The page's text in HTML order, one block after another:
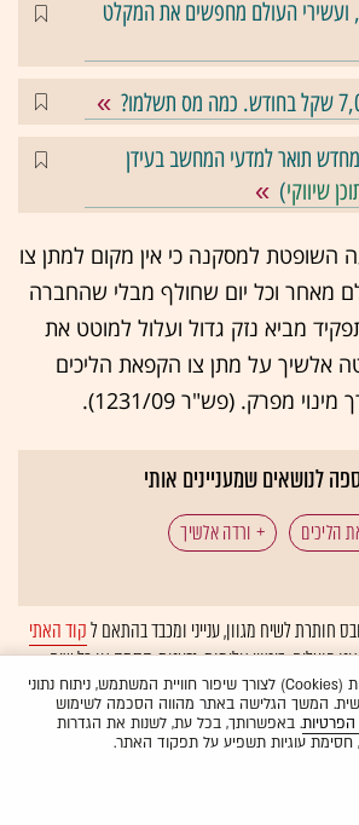
ועשירי העולם מחפשים את המקלט
תואר למדעי המחשב בעידן
שיווקי)
השופטת למסקנה כי אין מקום למתן צו
מאחר וכל יום שחולף מבלי שהחברה
מביא נזק גדול ועלול למוטט את
אלשיך על מתן צו הקפאת הליכים
לנושאים שמעניינים אותי
הליכים
ורדה אלשיך
חותרת לשיח מגוון, ענייני ומכבד בהתאם לקוד האתי
פועלים. ביטויי אלימות, גזענות, הסתה או כל שיח
אוטומטיתולא יפורסמו באתר.
האתר עושה שימוש בעוגיות (Cookies) לצורך שיפור חוויית המשתמש, ניתוח נתוני
המשך הגלישה באתר מהווה הסכמה לשימוש
הפרטיות. באפשרותך, בכל עת, לשנות את הגדרות
חסימת עוגיות תשפיע על תפקוד האתר.